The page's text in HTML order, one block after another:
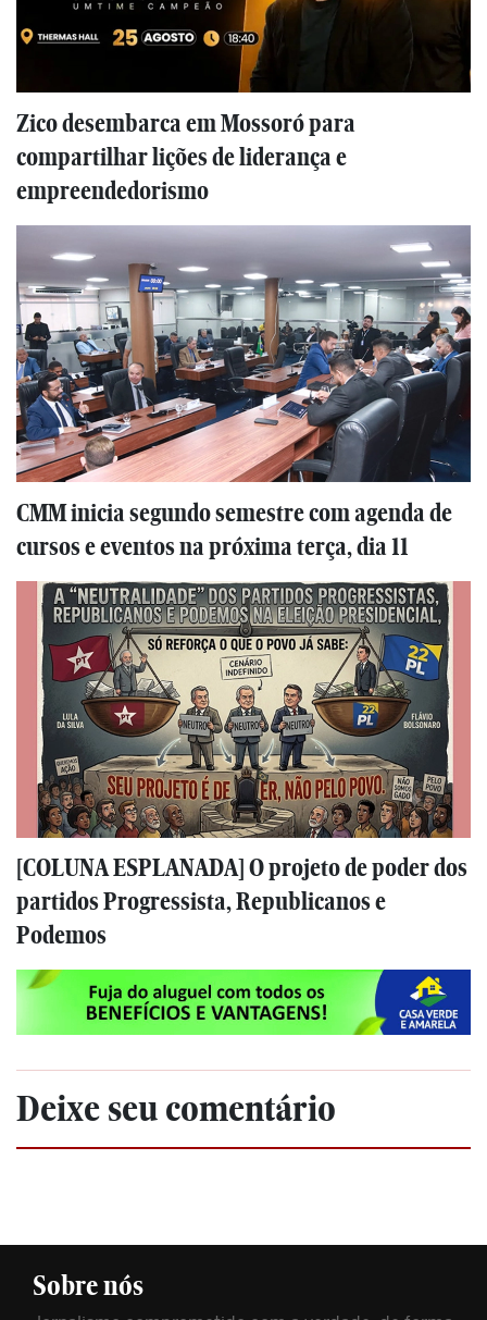
Zico desembarca em Mossoró para
compartilhar lições de liderança e
empreendedorismo
CMM inicia segundo semestre com agenda de
cursos e eventos na próxima terça, dia 11
[COLUNA ESPLANADA] O projeto de poder dos
partidos Progressista, Republicanos e
Podemos
Deixe seu comentário
Sobre nós